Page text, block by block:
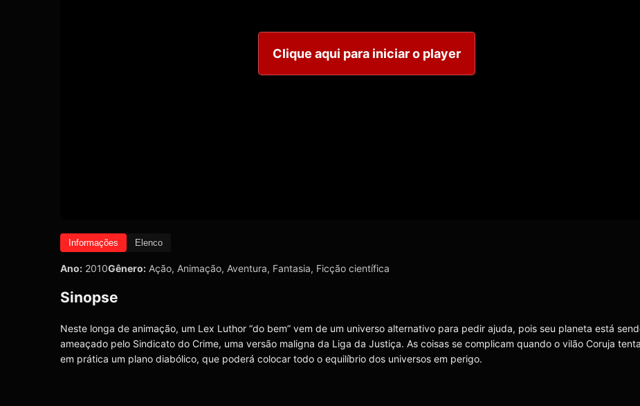
Clique aqui para iniciar o player
Informações Elenco
Ano: 2010Gênero: Ação, Animação, Aventura, Fantasia, Ficção científica
Sinopse
Neste longa de animação, um Lex Luthor “do bem” vem de um universo alternativo para pedir ajuda, pois seu planeta está
ameaçado pelo Sindicato do Crime, uma versão maligna da Liga da Justiça. As coisas se complicam quando o vilão Coruja
em prática um plano diabólico, que poderá colocar todo o equilíbrio dos universos em perigo.